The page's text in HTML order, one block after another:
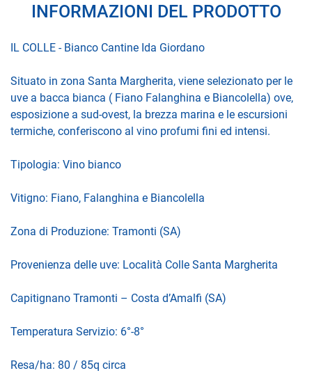
INFORMAZIONI DEL PRODOTTO
IL COLLE - Bianco Cantine Ida Giordano
Situato in zona Santa Margherita, viene selezionato per le
uve a bacca bianca ( Fiano Falanghina e Biancolella) ove,
esposizione a sud-ovest, la brezza marina e le escursioni
termiche, conferiscono al vino profumi fini ed intensi.
Tipologia: Vino bianco
Vitigno: Fiano, Falanghina e Biancolella
Zona di Produzione: Tramonti (SA)
Provenienza delle uve: Località Colle Santa Margherita
Capitignano Tramonti – Costa d’Amalfi (SA)
Temperatura Servizio: 6°-8°
Resa/ha: 80 / 85q circa